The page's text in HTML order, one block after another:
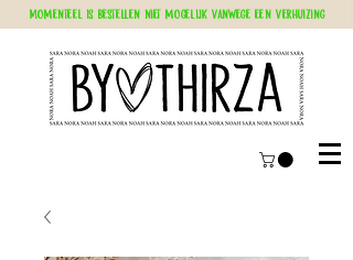
Momenteel is bestellen niet mogelijk vanwege een verhuizing